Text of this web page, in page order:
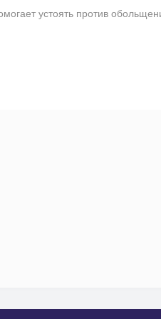
устоять против